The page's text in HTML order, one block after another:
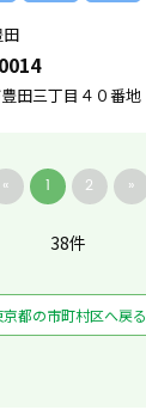
田三丁目４０番地
« 1 2 »
38件
京都の市町村区へ戻る